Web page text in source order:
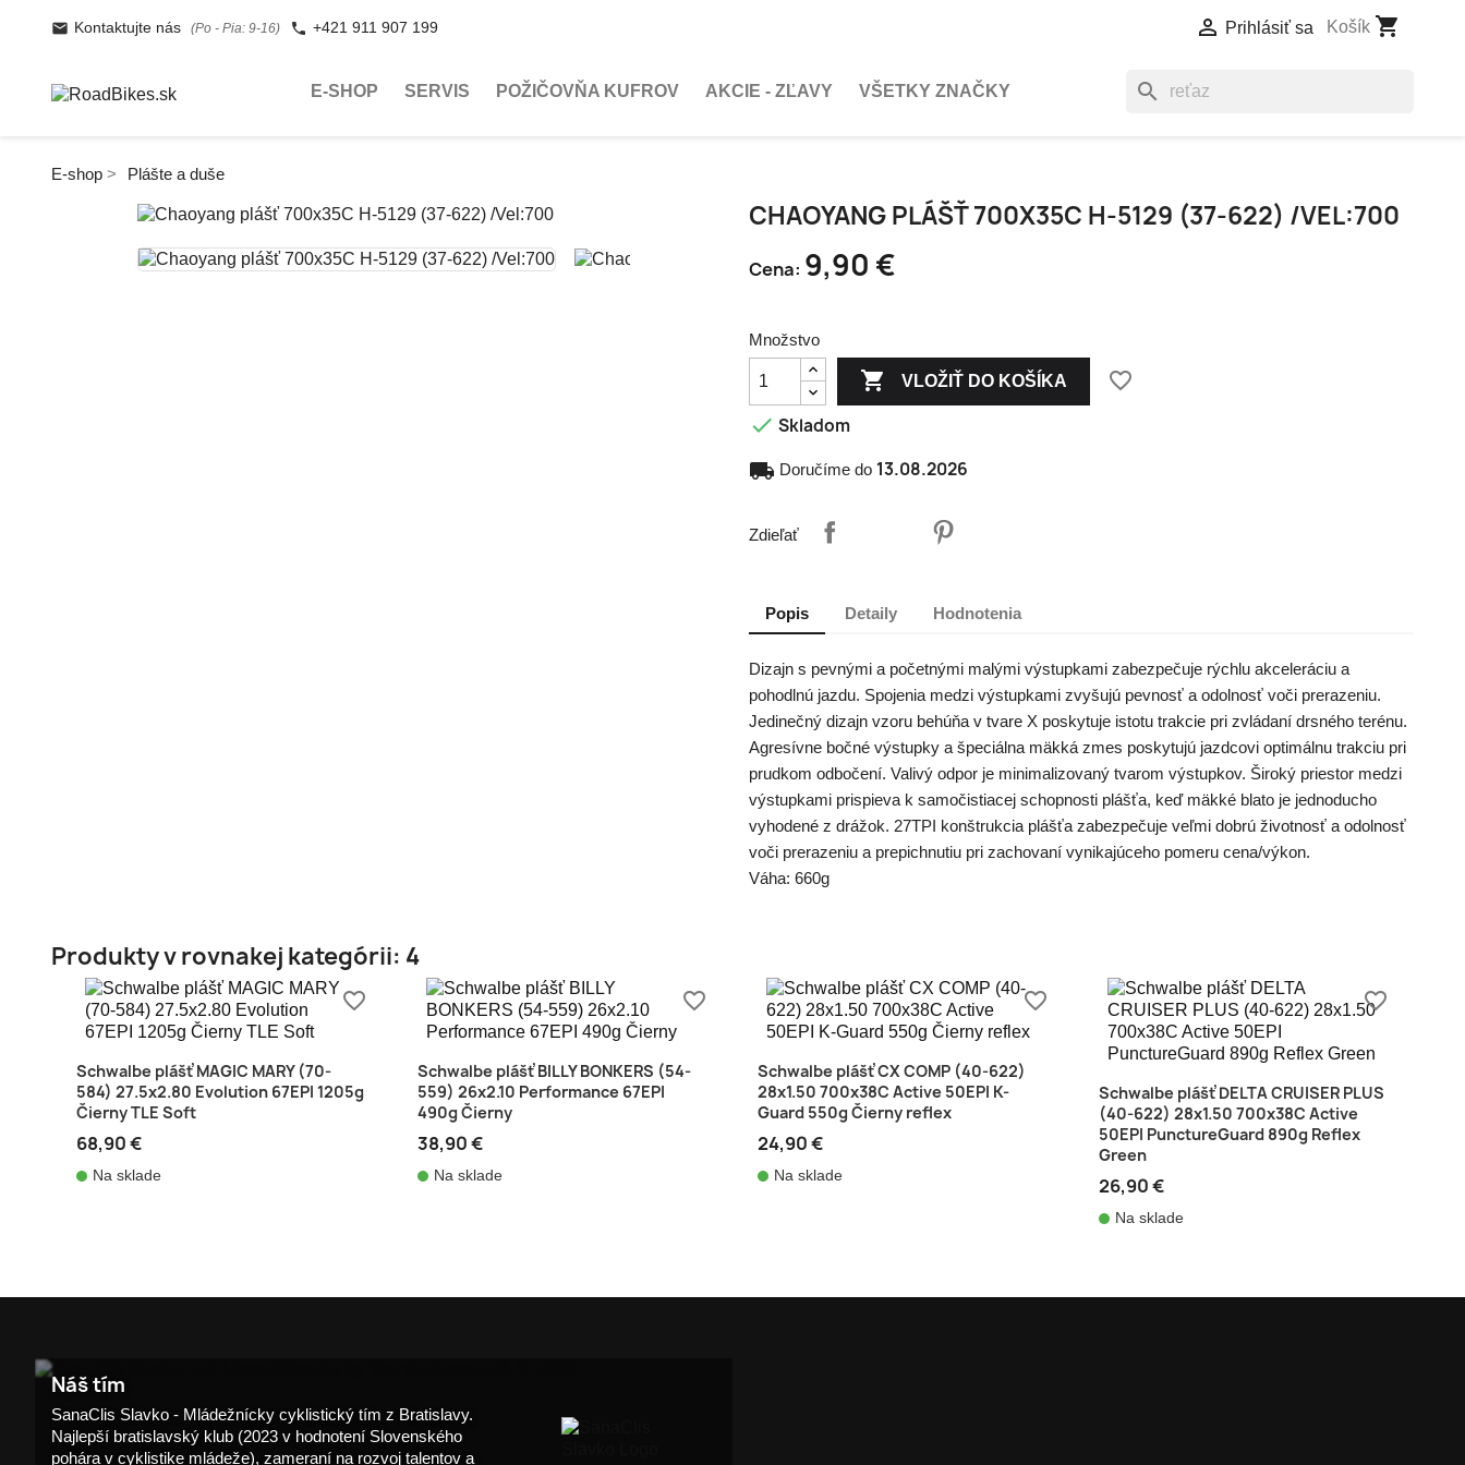
Kontaktujte nás (Po - Pia: 9-16) +421 911 907 199  Prihlásiť sa Košík shopping_cart
E-SHOP SERVIS POŽIČOVŇA KUFROV AKCIE - ZĽAVY VŠETKY ZNAČKY search
E-shop Plášte a duše
CHAOYANG PLÁŠŤ 700X35C H-5129 (37-622) /VEL:700
Cena: 9,90 €
Množstvo
 VLOŽIŤ DO KOŠÍKA
favorite_border
 Skladom
local_shipping Doručíme do 13.08.2026
Zdieľať
Popis Detaily Hodnotenia
Dizajn s pevnými a početnými malými výstupkami zabezpečuje rýchlu akceleráciu a
pohodlnú jazdu. Spojenia medzi výstupkami zvyšujú pevnosť a odolnosť voči prerazeniu.
Jedinečný dizajn vzoru behúňa v tvare X poskytuje istotu trakcie pri zvládaní drsného terénu.
Agresívne bočné výstupky a špeciálna mäkká zmes poskytujú jazdcovi optimálnu trakciu pri
prudkom odbočení. Valivý odpor je minimalizovaný tvarom výstupkov. Široký priestor medzi
výstupkami prispieva k samočistiacej schopnosti plášťa, keď mäkké blato je jednoducho
vyhodené z drážok. 27TPI konštrukcia plášťa zabezpečuje veľmi dobrú životnosť a odolnosť
voči prerazeniu a prepichnutiu pri zachovaní vynikajúceho pomeru cena/výkon.
Váha: 660g
Produkty v rovnakej kategórii: 4
Schwalbe plášť MAGIC MARY (70-
584) 27.5x2.80 Evolution 67EPI 1205g
Čierny TLE Soft
68,90 €
Na sklade
favorite_border
Schwalbe plášť BILLY BONKERS (54-
559) 26x2.10 Performance 67EPI
490g Čierny
38,90 €
Na sklade
favorite_border
Schwalbe plášť CX COMP (40-622)
28x1.50 700x38C Active 50EPI K-
Guard 550g Čierny reflex
24,90 €
Na sklade
favorite_border
Schwalbe plášť DELTA CRUISER PLUS
(40-622) 28x1.50 700x38C Active
50EPI PunctureGuard 890g Reflex
Green
26,90 €
Na sklade
favorite_border
Náš tím
SanaClis Slavko - Mládežnícky cyklistický tím z Bratislavy.
Najlepší bratislavský klub (2023 v hodnotení Slovenského
pohára v cyklistike mládeže), zameraní na rozvoj talentov a